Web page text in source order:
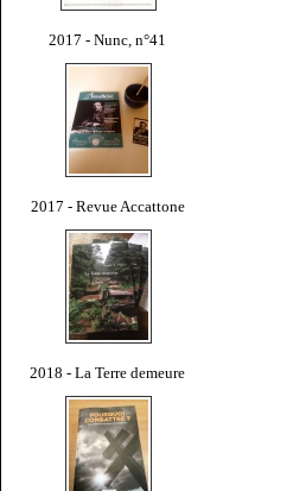
2017 - Nunc, n°41
2017 - Revue Accattone
2018 - La Terre demeure